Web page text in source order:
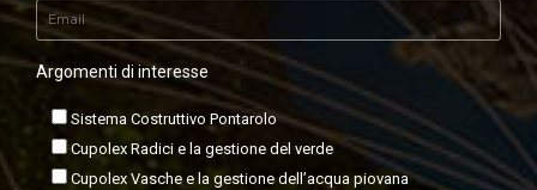
Argomenti di interesse
Sistema Costruttivo Pontarolo
Cupolex Radici e la gestione del verde
Cupolex Vasche e la gestione dell’acqua piovana